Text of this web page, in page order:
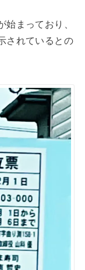
まっており、
されているとの